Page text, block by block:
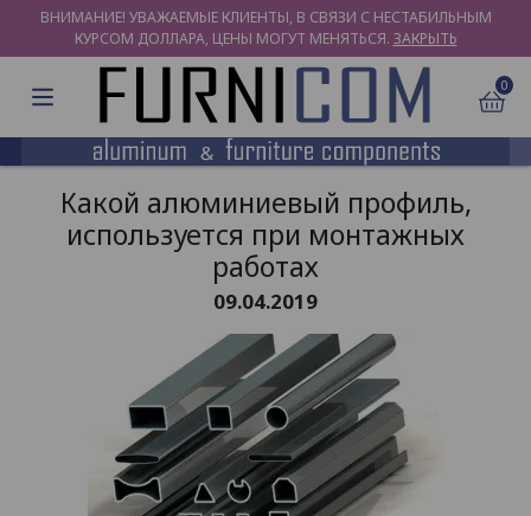
ВНИМАНИЕ! УВАЖАЕМЫЕ КЛИЕНТЫ, В СВЯЗИ С НЕСТАБИЛЬНЫМ
КУРСОМ ДОЛЛАРА, ЦЕНЫ МОГУТ МЕНЯТЬСЯ. ЗАКРЫТЬ
0
Какой алюминиевый профиль,
используется при монтажных
работах
09.04.2019